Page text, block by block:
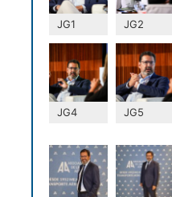
JG1 JG2
JG4 JG5